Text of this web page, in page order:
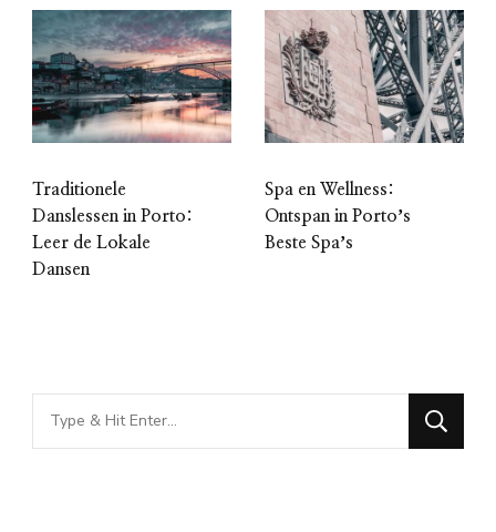
Traditionele
Danslessen in Porto:
Leer de Lokale
Dansen
Spa en Wellness:
Ontspan in Portoʼs
Beste Spaʼs
Looking
for